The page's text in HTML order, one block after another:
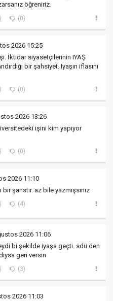
öğreniriz.
(0)
2026 15:25
İktidar siyasetçilerinin IYAŞ
bir şahsiyet. Iyaşın iflasını
(0)
2026 13:26
işini kim yapıyor
(0)
2026 11:10
şanstır. az bile yazmışsınız
(4)
2026 11:06
bi şekilde iyaşa geçti. sdü den
geri versin
(3)
2026 11:03